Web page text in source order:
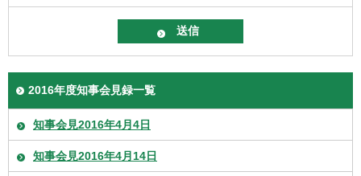
2016年度知事会見録一覧
知事会見2016年4月4日
知事会見2016年4月14日